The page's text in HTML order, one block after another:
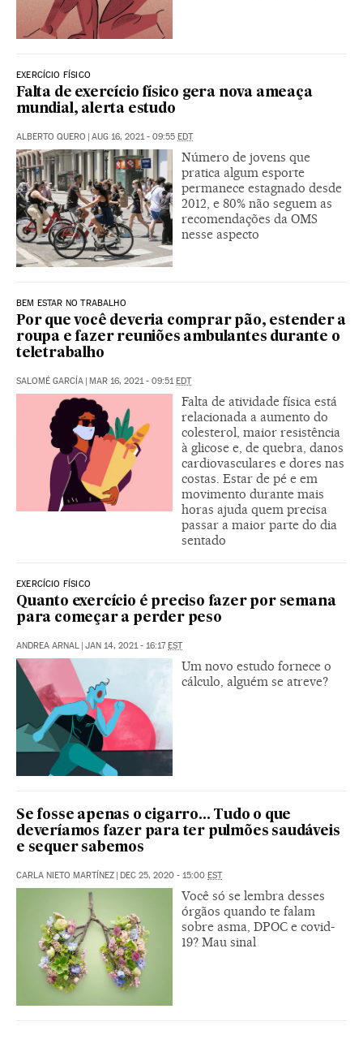
EXERCÍCIO FÍSICO
Falta de exercício físico gera nova ameaça
mundial, alerta estudo
ALBERTO QUERO AUG 16, 2021 - 09:55 EDT
Número de jovens que
pratica algum esporte
permanece estagnado desde
2012, e 80% não seguem as
recomendações da OMS
nesse aspecto
BEM ESTAR NO TRABALHO
Por que você deveria comprar pão, estender a
roupa e fazer reuniões ambulantes durante o
teletrabalho
SALOMÉ GARCÍA | MAR 16, 2021 - 09:51EDT
Falta de atividade física está
relacionada a aumento do
colesterol, maior resistência
à glicose e, de quebra, danos
cardiovasculares e dores nas
costas. Estar de pé e em
movimento durante mais
horas ajuda quem precisa
passar a maior parte do dia
sentado
EXERCÍCIO FÍSICO
Quanto exercício é preciso fazer por semana
para começar a perder peso
ANDREA ARNAL | JAN 14, 2021 - 16:17EST
Um novo estudo fornece o
cálculo, alguém se atreve?
Se fosse apenas o cigarro... Tudo o que
deveríamos fazer para ter pulmões saudáveis
e sequer sabemos
CARLA NIETO MARTÍNEZ | DEC 25, 2020 - 15:00 EST
Você só se lembra desses
órgãos quando te falam
sobre asma, DPOC e covid-
19? Mau sinal